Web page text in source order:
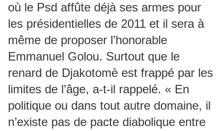
où le Psd affûte déjà ses armes pour
les présidentielles de 2011 et il sera à
même de proposer l’honorable
Emmanuel Golou. Surtout que le
renard de Djakotomè est frappé par les
limites de l’âge, a-t-il rappelé. « En
politique ou dans tout autre domaine, il
n’existe pas de pacte diabolique entre